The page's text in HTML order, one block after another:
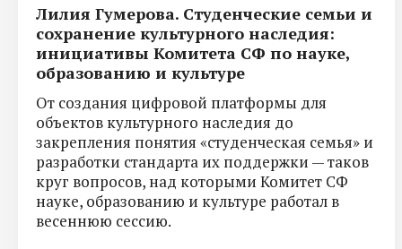
Лилия Гумерова. Студенческие семьи и
сохранение культурного наследия:
инициативы Комитета СФ по науке,
образованию и культуре
От создания цифровой платформы для
объектов культурного наследия до
закрепления понятия «студенческая семья» и
разработки стандарта их поддержки — таков
круг вопросов, над которыми Комитет СФ
науке, образованию и культуре работал в
весеннюю сессию.